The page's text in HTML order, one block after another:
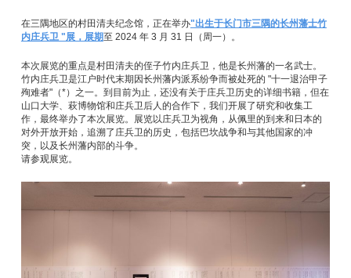
在三隅地区的村田清夫纪念馆，正在举办"出生于长门市三隅的长州藩士竹
内庄兵卫 "展，展期至 2024 年 3 月 31 日（周一）。
本次展览的重点是村田清夫的侄子竹内庄兵卫，他是长州藩的一名武士。
竹内庄兵卫是江户时代末期因长州藩内派系纷争而被处死的 "十一退治甲子
殉难者"（*）之一。到目前为止，还没有关于庄兵卫历史的详细书籍，但在
山口大学、萩博物馆和庄兵卫后人的合作下，我们开展了研究和收集工
作，最终举办了本次展览。展览以庄兵卫为视角，从佩里的到来和日本的
对外开放开始，追溯了庄兵卫的历史，包括巴坎战争和与其他国家的冲
突，以及长州藩内部的斗争。
请参观展览。